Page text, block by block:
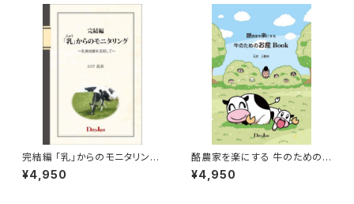
完結編 「乳」からのモニタリング
～乳検成績を活用して～
¥4,950
酪農家を楽にする 牛のための
お産Book
¥4,950